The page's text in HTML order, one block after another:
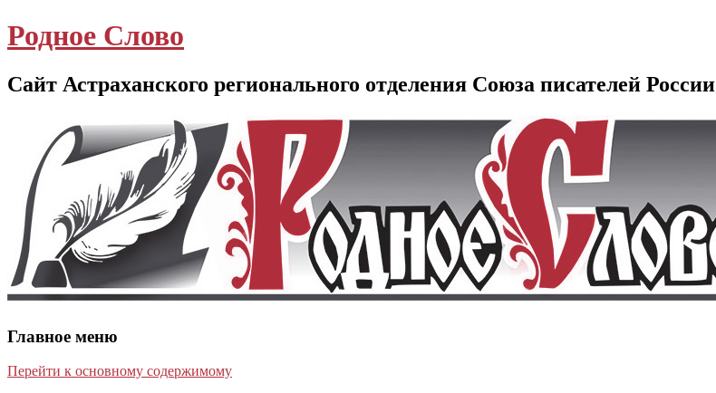
Родное Слово
Сайт Астраханского регионального отделения Союза писателей России
Главное меню
Перейти к основному содержимому